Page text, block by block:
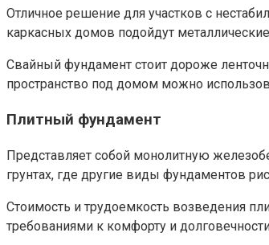
Отличное решение для участков с
каркасных домов подойдут
Свайный фундамент стоит дороже
пространство под домом можно
Плитный фундамент
Представляет собой монолитную
грунтах, где другие виды фундаментов
Стоимость и трудоемкость возведения
требованиями к комфорту и